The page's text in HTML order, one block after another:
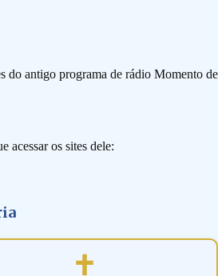
do antigo programa de rádio Momento
acessar os sites dele: